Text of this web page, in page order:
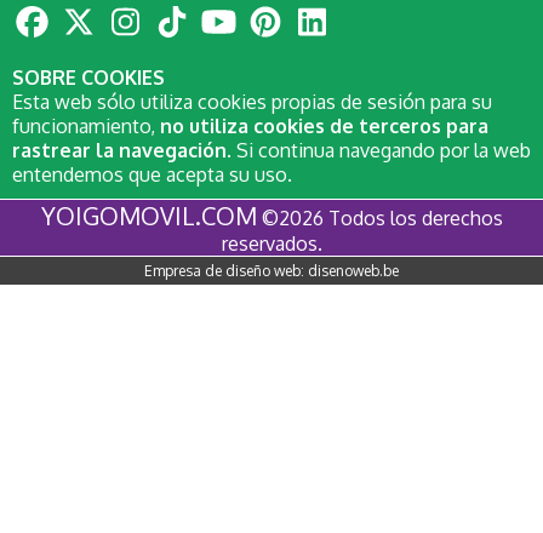
SOBRE COOKIES
Esta web sólo utiliza cookies propias de sesión para su
funcionamiento, no utiliza cookies de terceros para
rastrear la navegación. Si continua navegando por la web
entendemos que acepta su uso.
YOIGOMOVIL.COM ©2026 Todos los derechos
reservados.
Empresa de diseño web: disenoweb.be